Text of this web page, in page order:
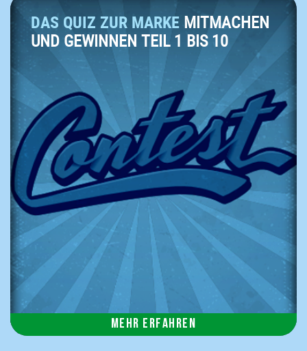
DAS QUIZ ZUR MARKE MITMACHEN
UND GEWINNEN TEIL 1 BIS 10
Mehr erfahren